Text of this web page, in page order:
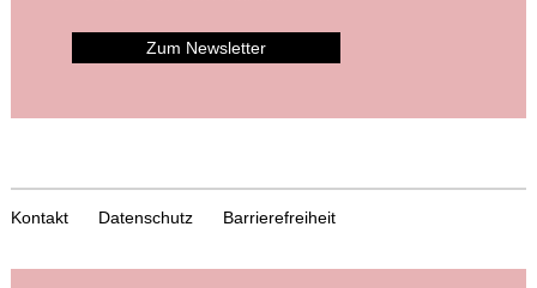
Zum Newsletter
Kontakt Datenschutz Barrierefreiheit